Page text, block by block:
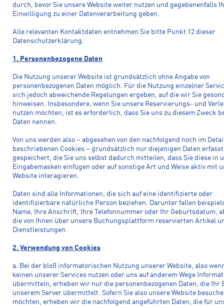
durch, bevor Sie unsere Website weiter nutzen und gegebenenfalls
Einwilligung zu einer Datenverarbeitung geben.
Alle relevanten Kontaktdaten entnehmen Sie bitte Punkt 12 dieser
Datenschutzerklärung.
1. Personenbezogene Daten
Die Nutzung unserer Website ist grundsätzlich ohne Angabe von
personenbezogenen Daten möglich. Für die Nutzung einzelner
sich jedoch abweichende Regelungen ergeben, auf die wir Sie
hinweisen. Insbesondere, wenn Sie unsere Reservierungs- und
nutzen möchten, ist es erforderlich, dass Sie uns zu diesem Zweck
Daten nennen.
Von uns werden also – abgesehen von den nachfolgend noch im
beschriebenen Cookies – grundsätzlich nur diejenigen Daten
gespeichert, die Sie uns selbst dadurch mitteilen, dass Sie diese in
Eingabemasken einfügen oder auf sonstige Art und Weise aktiv mit
Website interagieren.
Daten sind alle Informationen, die sich auf eine identifizierte oder
identifizierbare natürliche Person beziehen. Darunter fallen
Name, Ihre Anschrift, Ihre Telefonnummer oder Ihr Geburtsdatum,
die von Ihnen über unsere Buchungsplattform reservierten Artikel
Dienstleistungen.
2. Verwendung von Cookies
a. Bei der bloß informatorischen Nutzung unserer Website, also
keinen unserer Services nutzen oder uns auf anderem Wege
übermitteln, erheben wir nur die personenbezogenen Daten, die Ihr
unserem Server übermittelt. Sofern Sie also unsere Website
möchten, erheben wir die nachfolgend angeführten Daten, die für